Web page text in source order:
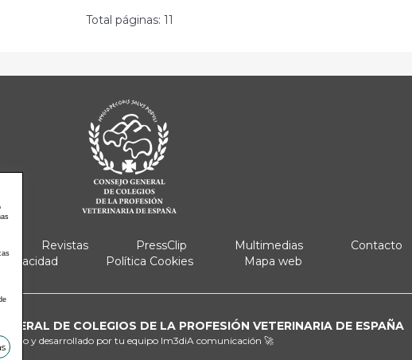
Total páginas: 11
Revistas PressClip Multimedias Contacto
Política Cookies Mapa web
DE COLEGIOS DE LA PROFESIÓN VETERINARIA DE ESPAÑA
y desarrollado por tu equipo Im3diA comunicación 🚀